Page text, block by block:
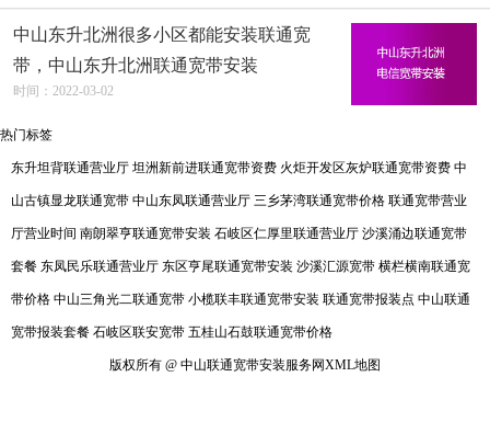
中山东升北洲很多小区都能安装联通宽
带，中山东升北洲联通宽带安装
时间：2022-03-02
热门标签
东升坦背联通营业厅 坦洲新前进联通宽带资费 火炬开发区灰炉联通宽带资费 中
山古镇显龙联通宽带 中山东凤联通营业厅 三乡茅湾联通宽带价格 联通宽带营业
厅营业时间 南朗翠亨联通宽带安装 石岐区仁厚里联通营业厅 沙溪涌边联通宽带
套餐 东凤民乐联通营业厅 东区亨尾联通宽带安装 沙溪汇源宽带 横栏横南联通宽
带价格 中山三角光二联通宽带 小榄联丰联通宽带安装 联通宽带报装点 中山联通
宽带报装套餐 石岐区联安宽带 五桂山石鼓联通宽带价格
版权所有 @ 中山联通宽带安装服务网XML地图